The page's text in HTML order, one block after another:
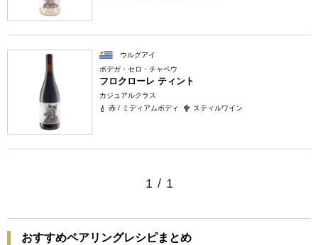
ウルグアイ
ボデガ・セロ・チャペウ
フロクローレ ティント
カジュアルクラス
赤 / ミディアムボディ
スティルワイン
1 / 1
おすすめペアリングレシピまとめ